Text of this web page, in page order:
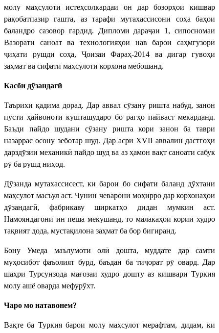
молу маҳсулоти истеҳсолкардаи он дар бозорҳои кишвар
рақобатпазир гашта, аз тарафи мутахассисони соҳа баҳои
баландро сазовор гардид. Дипломи дараҷаи 1, сипосномаи
Вазорати саноат ва технологияҳои нав барои саҳмгузорӣ
ҷиҳати рушди соҳа, Ҷоизаи Фараҳ-2014 ва дигар гувоҳи
заҳмат ва сифати маҳсулоти корхона мебошанд.
Касби дӯзандагӣ
Таърихи қадима дорад. Дар аввал сӯзану ришта набуд, занон
пӯсти ҳайвоноти кушташударо бо рагҳо пайваст мекарданд.
Баъди пайдо шудани сӯзану ришта кори занон ба таври
назаррас осону зеботар шуд. Дар асри XVII аввалин дастгоҳи
дарздӯзии механикӣ пайдо шуд ва аз ҳамон вақт саноати сабук
рӯ ба рушд ниҳод.
Дӯзанда мутахассисест, ки барои бо сифати баланд дӯхтани
маҳсулот масъул аст. Чунин чеварони моҳирро дар корхонаҳои
дӯзандагӣ, фабрикаву ширкатҳо дидан мумкин аст.
Намояндагони ин пеша мекӯшанд, то малакаҳои кории худро
тақвият дода, мустақилона заҳмат ба бор бигиранд.
Бону Умеда маълумоти олӣ дошта, муддате дар самти
муҳосибот фаъолият бурд, баъдан ба тиҷорат рӯ овард. Дар
шаҳри Турсунзода мағозаи худро дошту аз кишвари Туркия
молу ашё оварда мефурӯхт.
Чаро мо натавонем?
Вақте ба Туркия барои молу маҳсулот мерафтам, дидам, ки